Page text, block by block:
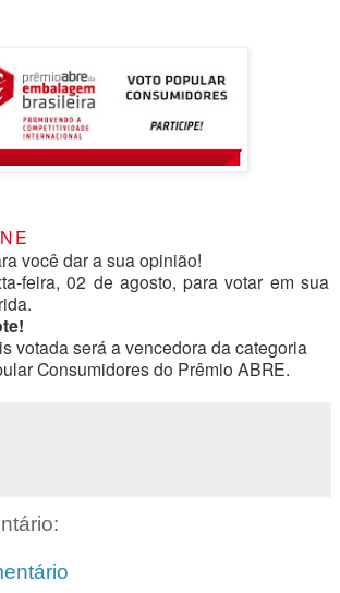
você dar a sua opinião!
feira, 02 de agosto, para votar em sua
votada será a vencedora da categoria
Consumidores do Prêmio ABRE.